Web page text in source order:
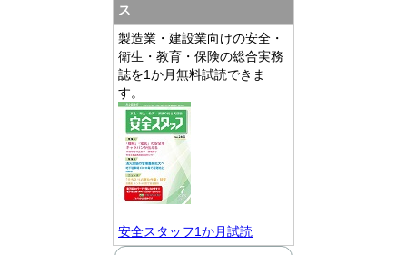
ス
製造業・建設業向けの安全・
衛生・教育・保険の総合実務
誌を1か月無料試読できま
す。
安全スタッフ1か月試読